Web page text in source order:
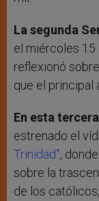
La segunda
el miércoles 15
reflexionó
que el principal
En esta
estrenado el
Trinidad”,
sobre la
de los